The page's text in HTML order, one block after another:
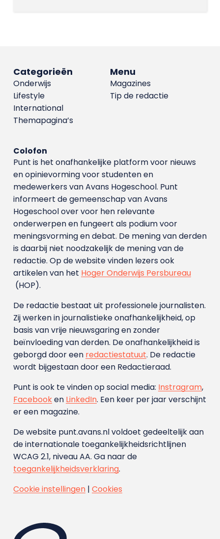
Menu
Magazines
Tip de redactie
Categorieën
Onderwijs
Lifestyle
International
Themapagina’s
Colofon
Punt is het onafhankelijke platform voor nieuws
en opinievorming voor studenten en
medewerkers van Avans Hoge­school. Punt
informeert de gemeenschap van Avans
Hogeschool over voor hen relevante
onderwerpen en fungeert als podium voor
meningsvorming en debat. De mening van derden
is daarbij niet noodzakelijk de mening van de
redactie. Op de website vinden lezers ook
artikelen van het Hoger Onderwijs Persbureau
(HOP).
De redactie bestaat uit professionele journalisten.
Zij werken in journalistieke onafhankelijkheid, op
basis van vrije nieuwsgaring en zonder
beïnvloeding van derden. De onafhankelijkheid is
geborgd door een redactiestatuut. De redactie
wordt bijgestaan door een Redactieraad.
Punt is ook te vinden op social media: Instragram,
Facebooken LinkedIn. Een keer per jaar verschijnt
er een magazine.
De website punt.avans.nl voldoet gedeeltelijk aan
de internationale toegankelijkheidsrichtlijnen
WCAG 2.1, niveau AA. Ga naar de
toegankelijkheidsverklaring.
Cookie instellingen| Cookies